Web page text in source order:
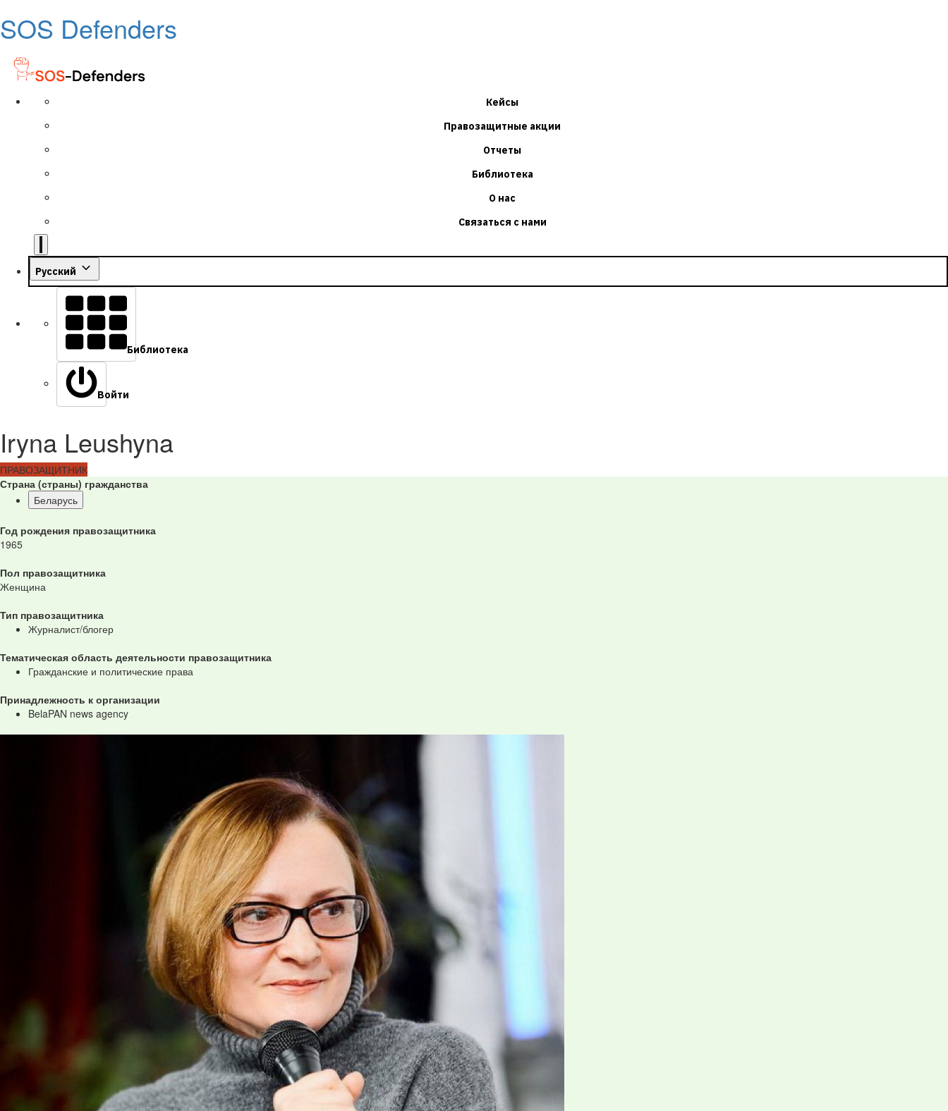
SOS Defenders
Кейсы
Правозащитные акции
Отчеты
Библиотека
О нас
Связаться с нами
Русский
Библиотека
Войти
Iryna Leushyna
ПРАВОЗАЩИТНИК
Страна (страны) гражданства
Беларусь
Год рождения правозащитника
1965
Пол правозащитника
Женщина
Тип правозащитника
Журналист/блогер
Тематическая область деятельности правозащитника
Гражданские и политические права
Принадлежность к организации
BelaPAN news agency